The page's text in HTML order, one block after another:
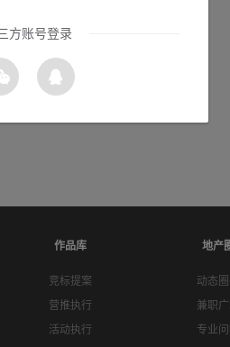
作品库
竞标提案
营推执行
活动执行
地产
动态
兼职
专业
方账号登录